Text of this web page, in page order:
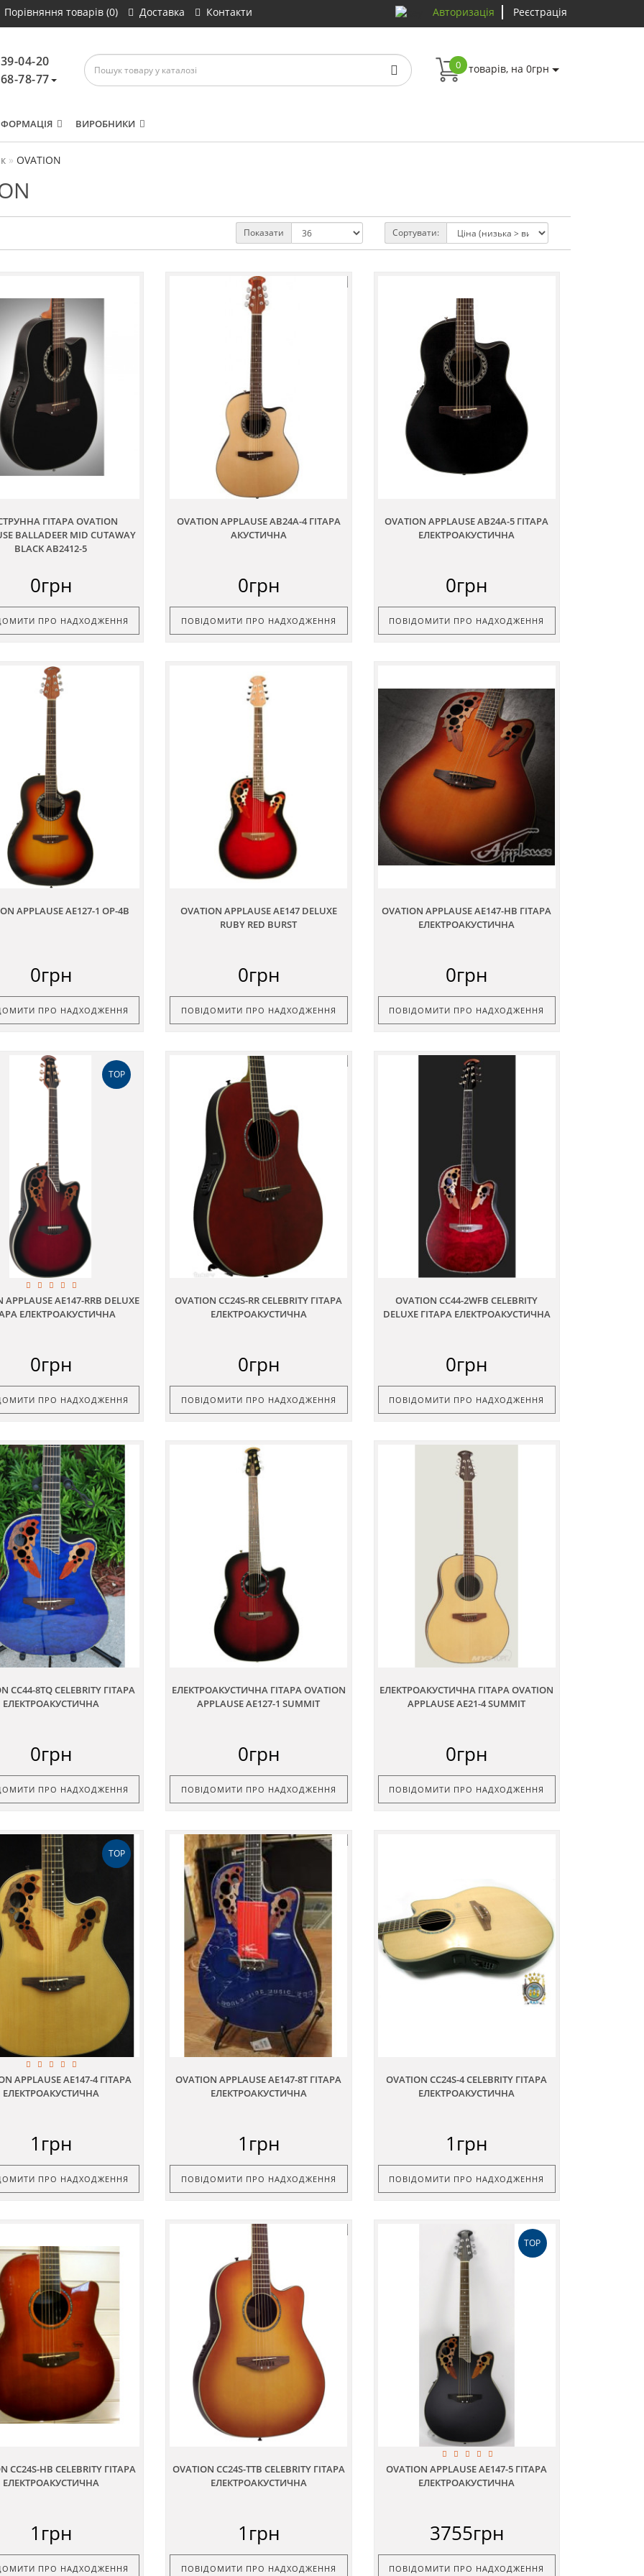
Порівняння товарів (0) Доставка Контакти Авторизація Реєстрація
04-20
78-77
0 товарів, на 0грн
ВИРОБНИКИ
OVATION
Сортувати:
Показати
ГІТАРА OVATION
BALLADEER MID CUTAWAY
BLACK AB2412-5
0грн
ПРО НАДХОДЖЕННЯ
OVATION APPLAUSE AB24A-4 ГІТАРА
АКУСТИЧНА
0грн
ПОВІДОМИТИ ПРО НАДХОДЖЕННЯ
OVATION APPLAUSE AB24A-5 ГІТАРА
ЕЛЕКТРОАКУСТИЧНА
0грн
ПОВІДОМИТИ ПРО НАДХОДЖЕННЯ
APPLAUSE AE127-1 OP-4B
0грн
ПРО НАДХОДЖЕННЯ
OVATION APPLAUSE AE147 DELUXE
RUBY RED BURST
0грн
ПОВІДОМИТИ ПРО НАДХОДЖЕННЯ
OVATION APPLAUSE AE147-HB ГІТАРА
ЕЛЕКТРОАКУСТИЧНА
0грн
ПОВІДОМИТИ ПРО НАДХОДЖЕННЯ
TOP
APPLAUSE AE147-RRB DELUXE
ЕЛЕКТРОАКУСТИЧНА
0грн
ПРО НАДХОДЖЕННЯ
OVATION CC24S-RR CELEBRITY ГІТАРА
ЕЛЕКТРОАКУСТИЧНА
0грн
ПОВІДОМИТИ ПРО НАДХОДЖЕННЯ
OVATION CC44-2WFB CELEBRITY
DELUXE ГІТАРА ЕЛЕКТРОАКУСТИЧНА
0грн
ПОВІДОМИТИ ПРО НАДХОДЖЕННЯ
CC44-8TQ CELEBRITY ГІТАРА
ЕЛЕКТРОАКУСТИЧНА
0грн
ПРО НАДХОДЖЕННЯ
ЕЛЕКТРОАКУСТИЧНА ГІТАРА OVATION
APPLAUSE AE127-1 SUMMIT
0грн
ПОВІДОМИТИ ПРО НАДХОДЖЕННЯ
ЕЛЕКТРОАКУСТИЧНА ГІТАРА OVATION
APPLAUSE AE21-4 SUMMIT
0грн
ПОВІДОМИТИ ПРО НАДХОДЖЕННЯ
TOP
APPLAUSE AE147-4 ГІТАРА
ЕЛЕКТРОАКУСТИЧНА
1грн
ПРО НАДХОДЖЕННЯ
OVATION APPLAUSE AE147-8T ГІТАРА
ЕЛЕКТРОАКУСТИЧНА
1грн
ПОВІДОМИТИ ПРО НАДХОДЖЕННЯ
OVATION CC24S-4 CELEBRITY ГІТАРА
ЕЛЕКТРОАКУСТИЧНА
1грн
ПОВІДОМИТИ ПРО НАДХОДЖЕННЯ
CC24S-HB CELEBRITY ГІТАРА
ЕЛЕКТРОАКУСТИЧНА
1грн
ПРО НАДХОДЖЕННЯ
OVATION CC24S-TTB CELEBRITY ГІТАРА
ЕЛЕКТРОАКУСТИЧНА
1грн
ПОВІДОМИТИ ПРО НАДХОДЖЕННЯ
TOP
OVATION APPLAUSE AE147-5 ГІТАРА
ЕЛЕКТРОАКУСТИЧНА
3755грн
ПОВІДОМИТИ ПРО НАДХОДЖЕННЯ